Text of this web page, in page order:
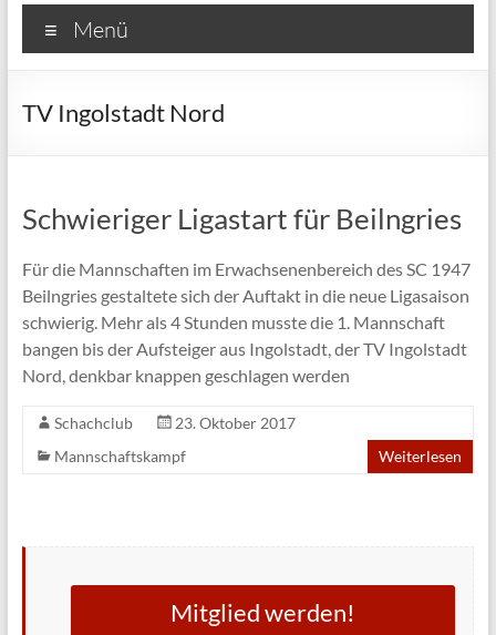
Menü
TV Ingolstadt Nord
Schwieriger Ligastart für Beilngries
Für die Mannschaften im Erwachsenenbereich des SC 1947
Beilngries gestaltete sich der Auftakt in die neue Ligasaison
schwierig. Mehr als 4 Stunden musste die 1. Mannschaft
bangen bis der Aufsteiger aus Ingolstadt, der TV Ingolstadt
Nord, denkbar knappen geschlagen werden
Schachclub
23. Oktober 2017
Mannschaftskampf
Weiterlesen
Mitglied werden!